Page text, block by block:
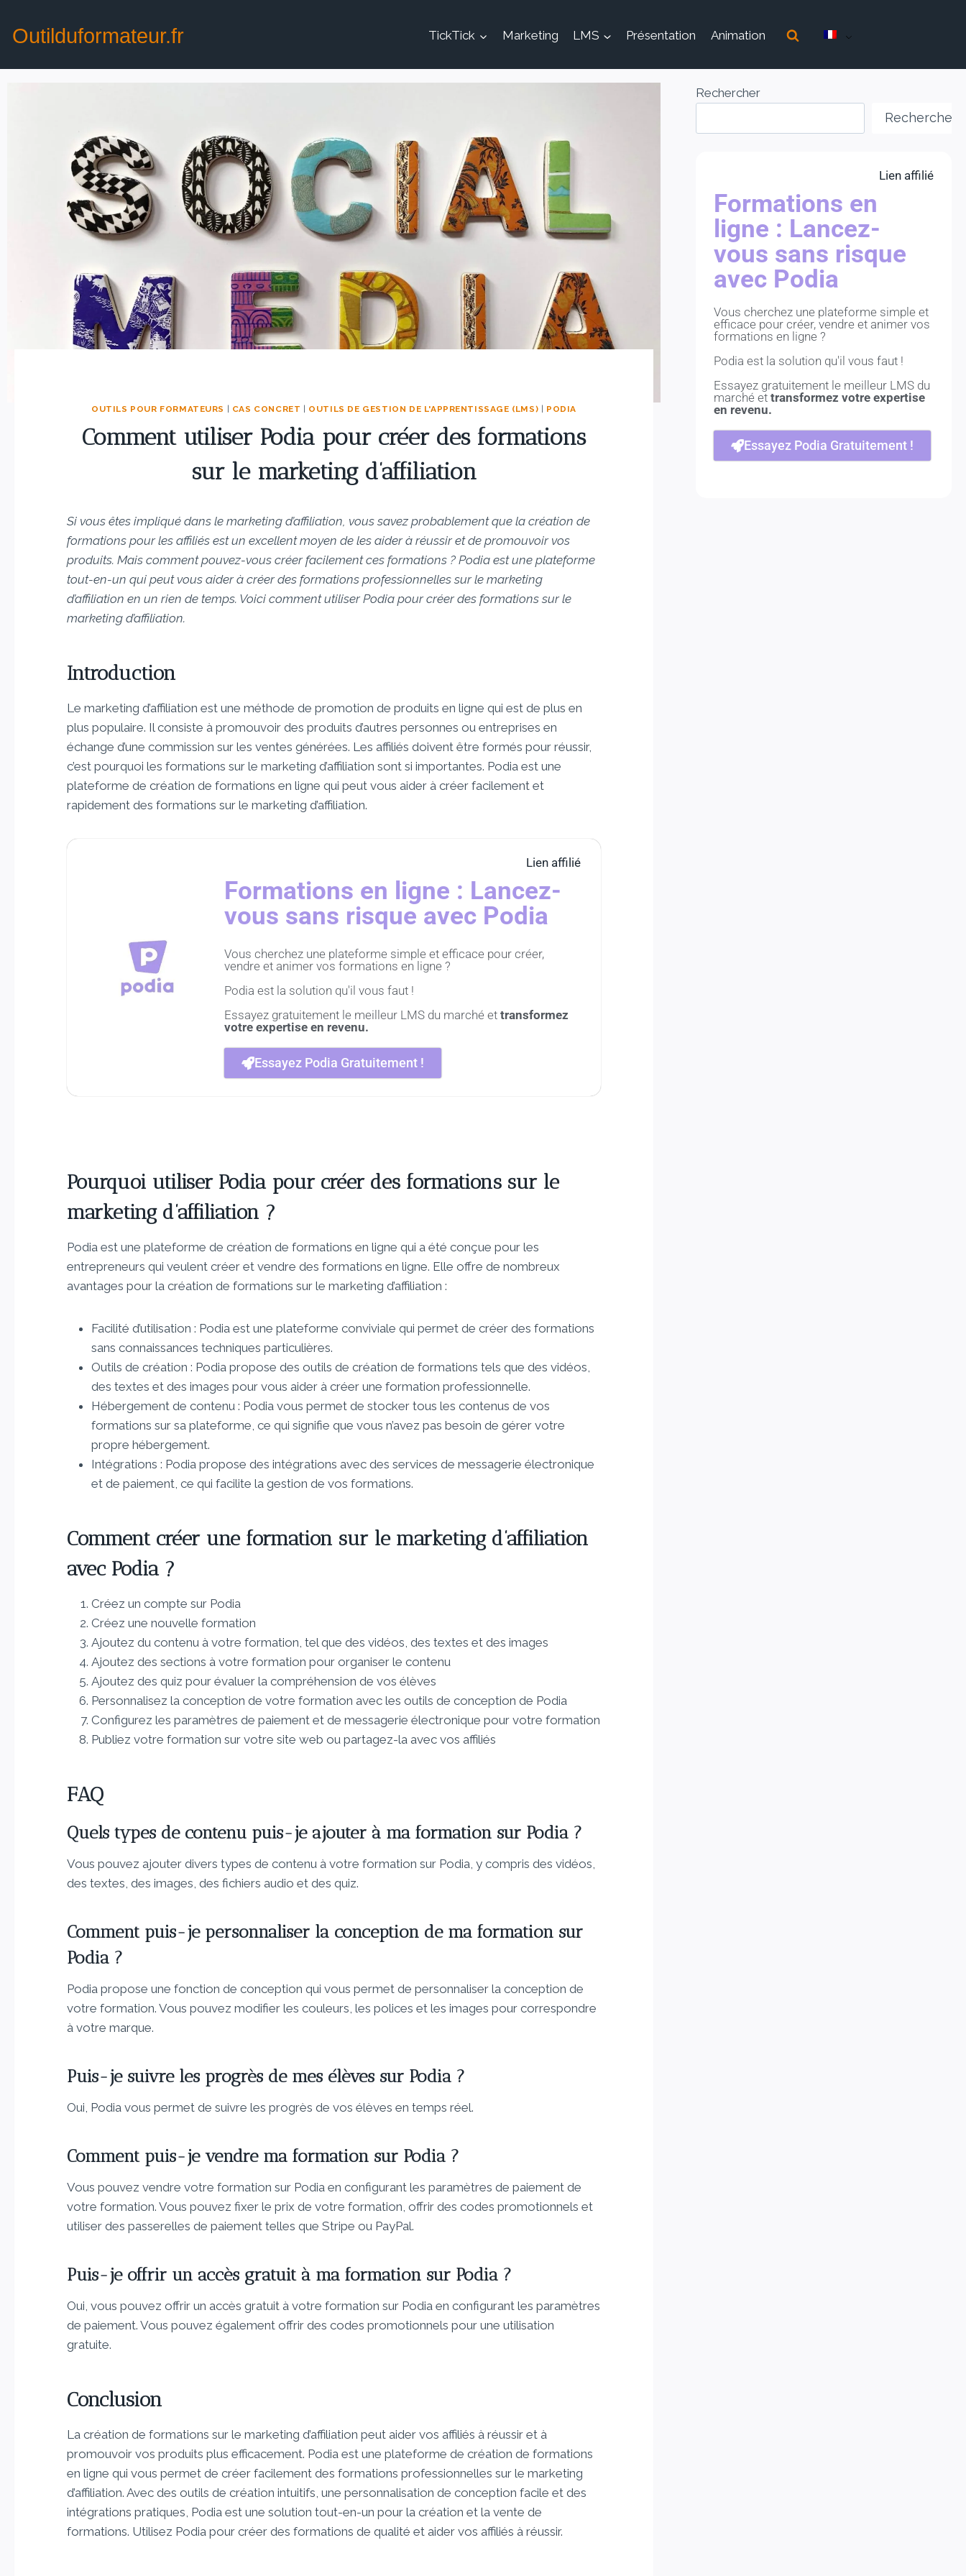
Outilduformateur.fr TickTick Marketing LMS Présentation Animation
OUTILS POUR FORMATEURS | CAS CONCRET | OUTILS DE GESTION DE L'APPRENTISSAGE (LMS) | PODIA
Comment utiliser Podia pour créer des formations
sur le marketing d’affiliation
Si vous êtes impliqué dans le marketing d’affiliation, vous savez probablement que la création de
formations pour les affiliés est un excellent moyen de les aider à réussir et de promouvoir vos
produits. Mais comment pouvez-vous créer facilement ces formations ? Podia est une plateforme
tout-en-un qui peut vous aider à créer des formations professionnelles sur le marketing
d’affiliation en un rien de temps. Voici comment utiliser Podia pour créer des formations sur le
marketing d’affiliation.
Introduction
Le marketing d’affiliation est une méthode de promotion de produits en ligne qui est de plus en
plus populaire. Il consiste à promouvoir des produits d’autres personnes ou entreprises en
échange d’une commission sur les ventes générées. Les affiliés doivent être formés pour réussir,
c’est pourquoi les formations sur le marketing d’affiliation sont si importantes. Podia est une
plateforme de création de formations en ligne qui peut vous aider à créer facilement et
rapidement des formations sur le marketing d’affiliation.
Lien affilié
Formations en ligne : Lancez-
vous sans risque avec Podia
Vous cherchez une plateforme simple et efficace pour créer,
vendre et animer vos formations en ligne ?
Podia est la solution qu'il vous faut !
Essayez gratuitement le meilleur LMS du marché et transformez
votre expertise en revenu.
Essayez Podia Gratuitement !
Pourquoi utiliser Podia pour créer des formations sur le
marketing d’affiliation ?
Podia est une plateforme de création de formations en ligne qui a été conçue pour les
entrepreneurs qui veulent créer et vendre des formations en ligne. Elle offre de nombreux
avantages pour la création de formations sur le marketing d’affiliation :
Facilité d’utilisation : Podia est une plateforme conviviale qui permet de créer des formations
sans connaissances techniques particulières.
Outils de création : Podia propose des outils de création de formations tels que des vidéos,
des textes et des images pour vous aider à créer une formation professionnelle.
Hébergement de contenu : Podia vous permet de stocker tous les contenus de vos
formations sur sa plateforme, ce qui signifie que vous n’avez pas besoin de gérer votre
propre hébergement.
Intégrations : Podia propose des intégrations avec des services de messagerie électronique
et de paiement, ce qui facilite la gestion de vos formations.
Comment créer une formation sur le marketing d’affiliation
avec Podia ?
Créez un compte sur Podia
Créez une nouvelle formation
Ajoutez du contenu à votre formation, tel que des vidéos, des textes et des images
Ajoutez des sections à votre formation pour organiser le contenu
Ajoutez des quiz pour évaluer la compréhension de vos élèves
Personnalisez la conception de votre formation avec les outils de conception de Podia
Configurez les paramètres de paiement et de messagerie électronique pour votre formation
Publiez votre formation sur votre site web ou partagez-la avec vos affiliés
FAQ
Quels types de contenu puis-je ajouter à ma formation sur Podia ?
Vous pouvez ajouter divers types de contenu à votre formation sur Podia, y compris des vidéos,
des textes, des images, des fichiers audio et des quiz.
Comment puis-je personnaliser la conception de ma formation sur
Podia ?
Podia propose une fonction de conception qui vous permet de personnaliser la conception de
votre formation. Vous pouvez modifier les couleurs, les polices et les images pour correspondre
à votre marque.
Puis-je suivre les progrès de mes élèves sur Podia ?
Oui, Podia vous permet de suivre les progrès de vos élèves en temps réel.
Comment puis-je vendre ma formation sur Podia ?
Vous pouvez vendre votre formation sur Podia en configurant les paramètres de paiement de
votre formation. Vous pouvez fixer le prix de votre formation, offrir des codes promotionnels et
utiliser des passerelles de paiement telles que Stripe ou PayPal.
Puis-je offrir un accès gratuit à ma formation sur Podia ?
Oui, vous pouvez offrir un accès gratuit à votre formation sur Podia en configurant les paramètres
de paiement. Vous pouvez également offrir des codes promotionnels pour une utilisation
gratuite.
Conclusion
La création de formations sur le marketing d’affiliation peut aider vos affiliés à réussir et à
promouvoir vos produits plus efficacement. Podia est une plateforme de création de formations
en ligne qui vous permet de créer facilement des formations professionnelles sur le marketing
d’affiliation. Avec des outils de création intuitifs, une personnalisation de conception facile et des
intégrations pratiques, Podia est une solution tout-en-un pour la création et la vente de
formations. Utilisez Podia pour créer des formations de qualité et aider vos affiliés à réussir.
Rechercher
Rechercher
Lien affilié
Formations en
ligne : Lancez-
vous sans risque
avec Podia
Vous cherchez une plateforme simple et
efficace pour créer, vendre et animer vos
formations en ligne ?
Podia est la solution qu'il vous faut !
Essayez gratuitement le meilleur LMS du
marché ettransformez votre expertise
en revenu.
Essayez Podia Gratuitement !